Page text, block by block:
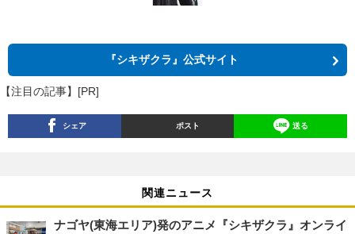
『シキザクラ』公式サイト
【注目の記事】[PR]
シェア ポスト 送る
関連ニュース
ナゴヤ(東海エリア)発のアニメ『シキザクラ』オンライ